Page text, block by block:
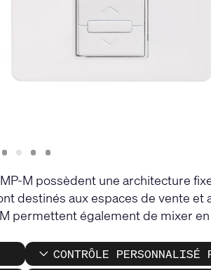
Slide
2 Slide
3 Slide
4 Slide
5
M possèdent une architecture
destinés aux espaces de vente et
permettent également de mixer
CONTRÔLE